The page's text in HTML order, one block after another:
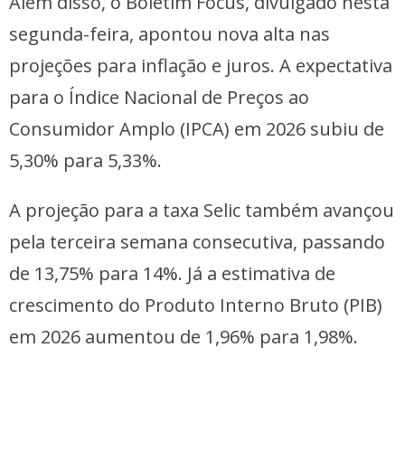
segunda-feira, apontou nova alta nas
projeções para inflação e juros. A expectativa
para o Índice Nacional de Preços ao
Consumidor Amplo (IPCA) em 2026 subiu de
5,30% para 5,33%.
A projeção para a taxa Selic também avançou
pela terceira semana consecutiva, passando
de 13,75% para 14%. Já a estimativa de
crescimento do Produto Interno Bruto (PIB)
em 2026 aumentou de 1,96% para 1,98%.